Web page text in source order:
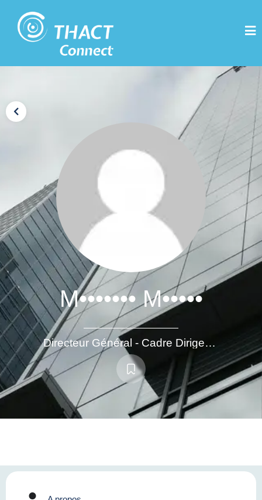
M••••••• M•••••
Directeur Général - Cadre Dirigeant